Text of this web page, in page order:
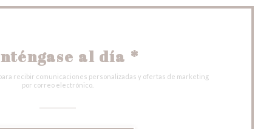
al día *
recibir comunicaciones personalizadas y ofertas de marketing
por correo electrónico.